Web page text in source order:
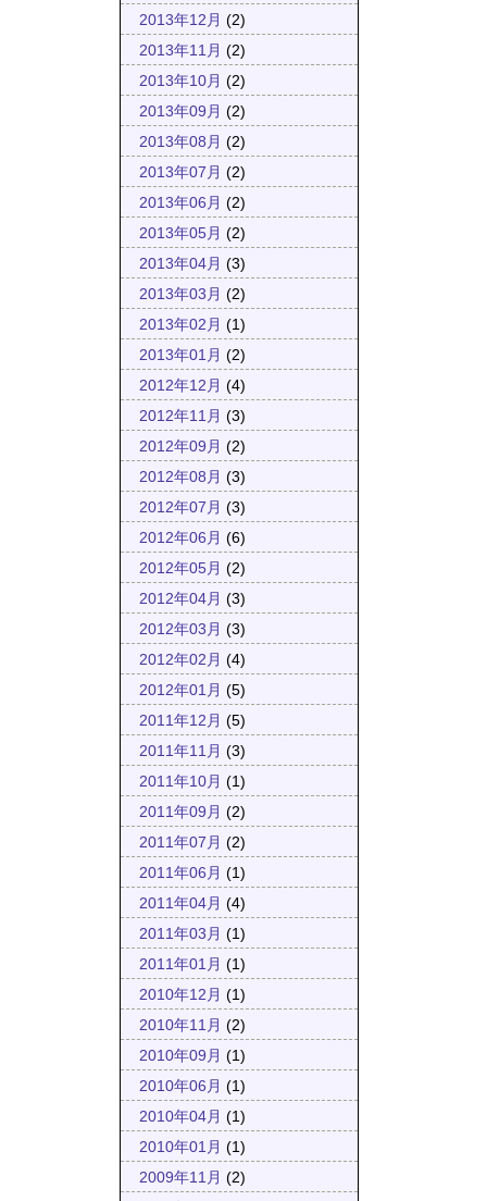
2013年12月 (2)
2013年11月 (2)
2013年10月 (2)
2013年09月 (2)
2013年08月 (2)
2013年07月 (2)
2013年06月 (2)
2013年05月 (2)
2013年04月 (3)
2013年03月 (2)
2013年02月 (1)
2013年01月 (2)
2012年12月 (4)
2012年11月 (3)
2012年09月 (2)
2012年08月 (3)
2012年07月 (3)
2012年06月 (6)
2012年05月 (2)
2012年04月 (3)
2012年03月 (3)
2012年02月 (4)
2012年01月 (5)
2011年12月 (5)
2011年11月 (3)
2011年10月 (1)
2011年09月 (2)
2011年07月 (2)
2011年06月 (1)
2011年04月 (4)
2011年03月 (1)
2011年01月 (1)
2010年12月 (1)
2010年11月 (2)
2010年09月 (1)
2010年06月 (1)
2010年04月 (1)
2010年01月 (1)
2009年11月 (2)